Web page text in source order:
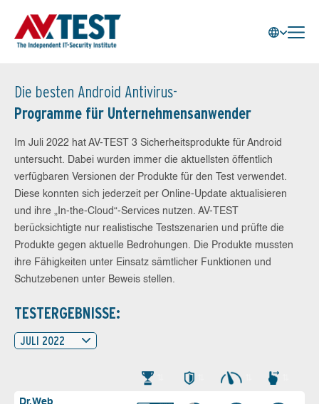
Die besten Android Antivirus-
Programme für Unternehmensanwender
Im Juli 2022 hat AV-TEST 3 Sicherheitsprodukte für Android
untersucht. Dabei wurden immer die aktuellsten öffentlich
verfügbaren Versionen der Produkte für den Test verwendet.
Diese konnten sich jederzeit per Online-Update aktualisieren
und ihre „In-the-Cloud“-Services nutzen. AV-TEST
berücksichtigte nur realistische Testszenarien und prüfte die
Produkte gegen aktuelle Bedrohungen. Die Produkte mussten
ihre Fähigkeiten unter Einsatz sämtlicher Funktionen und
Schutzebenen unter Beweis stellen.
TESTERGEBNISSE:
JULI 2022
Dr.Web